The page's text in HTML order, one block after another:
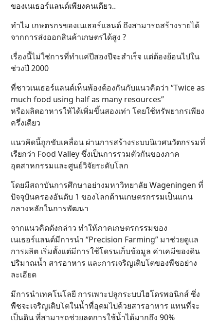
ของเนเธอร์แลนด์เพียงคนเดียว..
ทำไม เกษตรกรของเนเธอร์แลนด์ ถึงสามารถสร้างรายได้
จากการส่งออกสินค้าเกษตรได้สูง ?
เรื่องนี้ไม่ใช่การที่ทำแค่ปีสองปีจะสำเร็จ แต่ต้องย้อนไปใน
ช่วงปี 2000
ที่ชาวเนเธอร์แลนด์เห็นพ้องต้องกันกับแนวคิดว่า “Twice as
much food using half as many resources”
หรือผลิตอาหารให้ได้เพิ่มขึ้นสองเท่า โดยใช้ทรัพยากรเพียง
ครึ่งเดียว
แนวคิดนี้ถูกขับเคลื่อน ผ่านการสร้างระบบนิเวศนวัตกรรมที่
เรียกว่า Food Valley ซึ่งเป็นการรวมตัวกันของภาค
อุตสาหกรรมและศูนย์วิจัยระดับโลก
โดยมีสถาบันการศึกษาอย่างมหาวิทยาลัย Wageningen ที่
ปัจจุบันครองอันดับ 1 ของโลกด้านเกษตรกรรมเป็นแกน
กลางหลักในการพัฒนา
จากแนวคิดดังกล่าว ทำให้ภาคเกษตรกรรมของ
เนเธอร์แลนด์มีการนำ “Precision Farming” มาช่วยดูแล
การผลิต เริ่มตั้งแต่มีการใช้โดรนเก็บข้อมูล ค่าเคมีของดิน
ปริมาณน้ำ สารอาหาร และการเจริญเติบโตของพืชอย่าง
ละเอียด
มีการนำเทคโนโลยี การเพาะปลูกระบบไฮโดรพอนิกส์ ซึ่ง
พืชจะเจริญเติบโตในน้ำที่อุดมไปด้วยสารอาหาร แทนที่จะ
เป็นดิน ที่สามารถช่วยลดการใช้น้ำได้มากถึง 90%